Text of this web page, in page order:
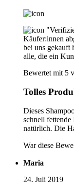
Käufer:innen
bei uns gekauft
alle, die ein
Bewertet mit 5
Tolles
Dieses
schnell
natürlich. Die
War diese
Maria
24. Juli 2019